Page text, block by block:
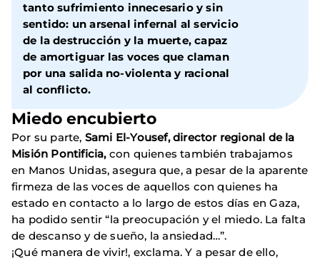
tanto sufrimiento innecesario y sin
sentido: un arsenal infernal al servicio
de la destrucción y la muerte, capaz
de amortiguar las voces que claman
por una salida no-violenta y racional
al conflicto.
Miedo encubierto
Por su parte, Sami El-Yousef, director regional de la
Misión Pontificia, con quienes también trabajamos
en Manos Unidas, asegura que, a pesar de la aparente
firmeza de las voces de aquellos con quienes ha
estado en contacto a lo largo de estos días en Gaza,
ha podido sentir “la preocupación y el miedo. La falta
de descanso y de sueño, la ansiedad…”.
¡Qué manera de vivir!, exclama. Y a pesar de ello,